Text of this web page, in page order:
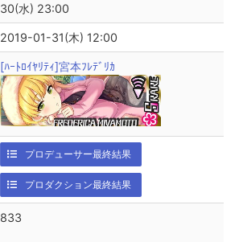
30(水) 23:00
2019-01-31(木) 12:00
[ﾊｰﾄﾛｲﾔﾘﾃｨ]宮本ﾌﾚﾃﾞﾘｶ
プロデューサー最終結果
プロダクション最終結果
833